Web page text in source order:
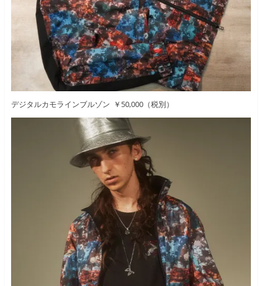
デジタルカモラインブルゾン ￥50,000（税別）